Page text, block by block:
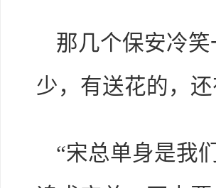
那几个保安冷
少，有送花的，
“宋总单身是我